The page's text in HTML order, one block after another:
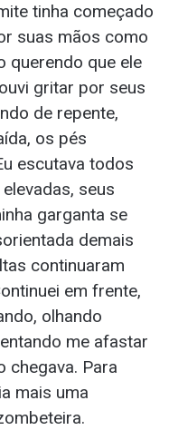
tinha começado
suas mãos como
querendo que ele
gritar por seus
de repente,
os pés
escutava todos
seus
garganta se
demais
continuaram
em frente,
olhando
me afastar
chegava. Para
mais uma